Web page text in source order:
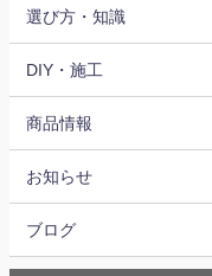
選び方・知識
DIY・施工
商品情報
お知らせ
ブログ